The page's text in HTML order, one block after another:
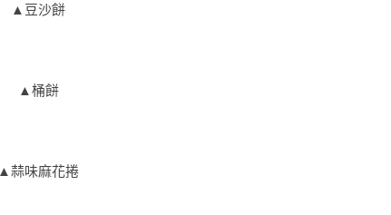
▲豆沙餅
▲桶餅
蒜味麻花捲